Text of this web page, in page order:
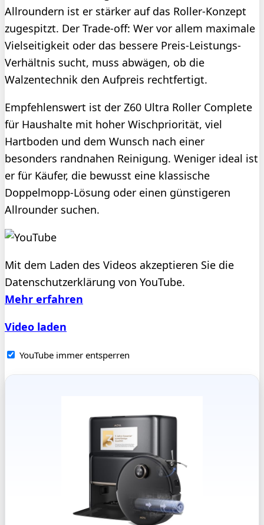
Allroundern ist er stärker auf das Roller-Konzept
zugespitzt. Der Trade-off: Wer vor allem maximale
Vielseitigkeit oder das bessere Preis-Leistungs-
Verhältnis sucht, muss abwägen, ob die
Walzentechnik den Aufpreis rechtfertigt.
Empfehlenswert ist der Z60 Ultra Roller Complete
für Haushalte mit hoher Wischpriorität, viel
Hartboden und dem Wunsch nach einer
besonders randnahen Reinigung. Weniger ideal ist
er für Käufer, die bewusst eine klassische
Doppelmopp-Lösung oder einen günstigeren
Allrounder suchen.
Mit dem Laden des Videos akzeptieren Sie die
Datenschutzerklärung von YouTube.
Mehr erfahren
Video laden
YouTube immer entsperren